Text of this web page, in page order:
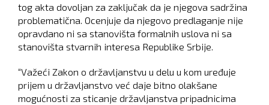
tog akta dovoljan za zaključak da je njegova sadržina
problematična. Ocenjuje da njegovo predlaganje nije
opravdano ni sa stanovišta formalnih uslova ni sa
stanovišta stvarnih interesa Republike Srbije.
“Važeći Zakon o državljanstvu u delu u kom uređuje
prijem u državljanstvo već daje bitno olakšane
mogućnosti za sticanje državljanstva pripadnicima